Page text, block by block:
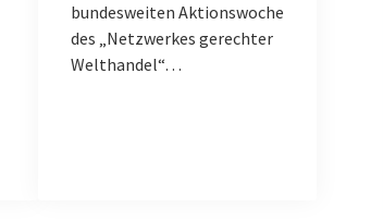
bundesweiten Aktionswoche
des „Netzwerkes gerechter
Welthandel“…